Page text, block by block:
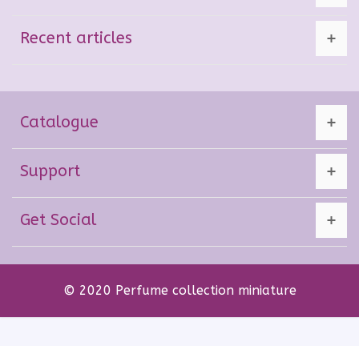
Recent articles
Catalogue
Support
Get Social
© 2020 Perfume collection miniature